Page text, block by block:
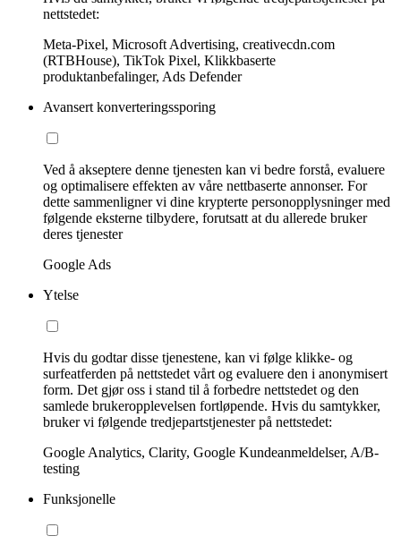
nettstedet:
Meta-Pixel, Microsoft Advertising, creativecdn.com
(RTBHouse), TikTok Pixel, Klikkbaserte
produktanbefalinger, Ads Defender
Avansert konverteringssporing
Ved å akseptere denne tjenesten kan vi bedre forstå, evaluere
og optimalisere effekten av våre nettbaserte annonser. For
dette sammenligner vi dine krypterte personopplysninger med
følgende eksterne tilbydere, forutsatt at du allerede bruker
deres tjenester
Google Ads
Ytelse
Hvis du godtar disse tjenestene, kan vi følge klikke- og
surfeatferden på nettstedet vårt og evaluere den i anonymisert
form. Det gjør oss i stand til å forbedre nettstedet og den
samlede brukeropplevelsen fortløpende. Hvis du samtykker,
bruker vi følgende tredjepartstjenester på nettstedet:
Google Analytics, Clarity, Google Kundeanmeldelser, A/B-
testing
Funksjonelle